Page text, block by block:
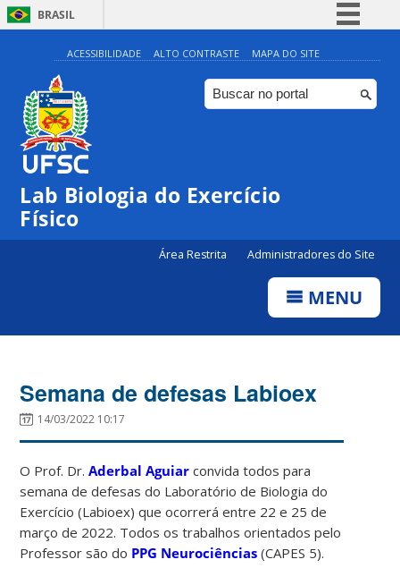
BRASIL
Simplifique!
Comunica BR
Participe
Canais
ACESSIBILIDADE ALTO CONTRASTE MAPA DO SITE
Lab Biologia do Exercício
Físico
Área Restrita Administradores do Site
MENU
Semana de defesas Labioex
14/03/2022 10:17
O Prof. Dr.Aderbal Aguiar convida todos para
semana de defesas do Laboratório de Biologia do
Exercício (Labioex) que ocorrerá entre 22 e 25 de
março de 2022. Todos os trabalhos orientados pelo
Professor são do PPG Neurociências (CAPES 5).